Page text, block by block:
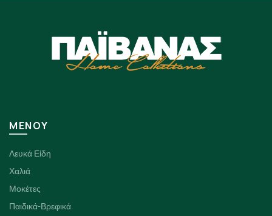
ΜΕΝΟΥ
Λευκά Είδη
Χαλιά
Μοκέτες
Παιδικά-Βρεφικά